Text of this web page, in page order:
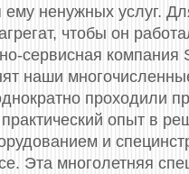
ненужных услуг.
чтобы он
сервисная
наши
проходили
опыт в
и
Эта многолетняя